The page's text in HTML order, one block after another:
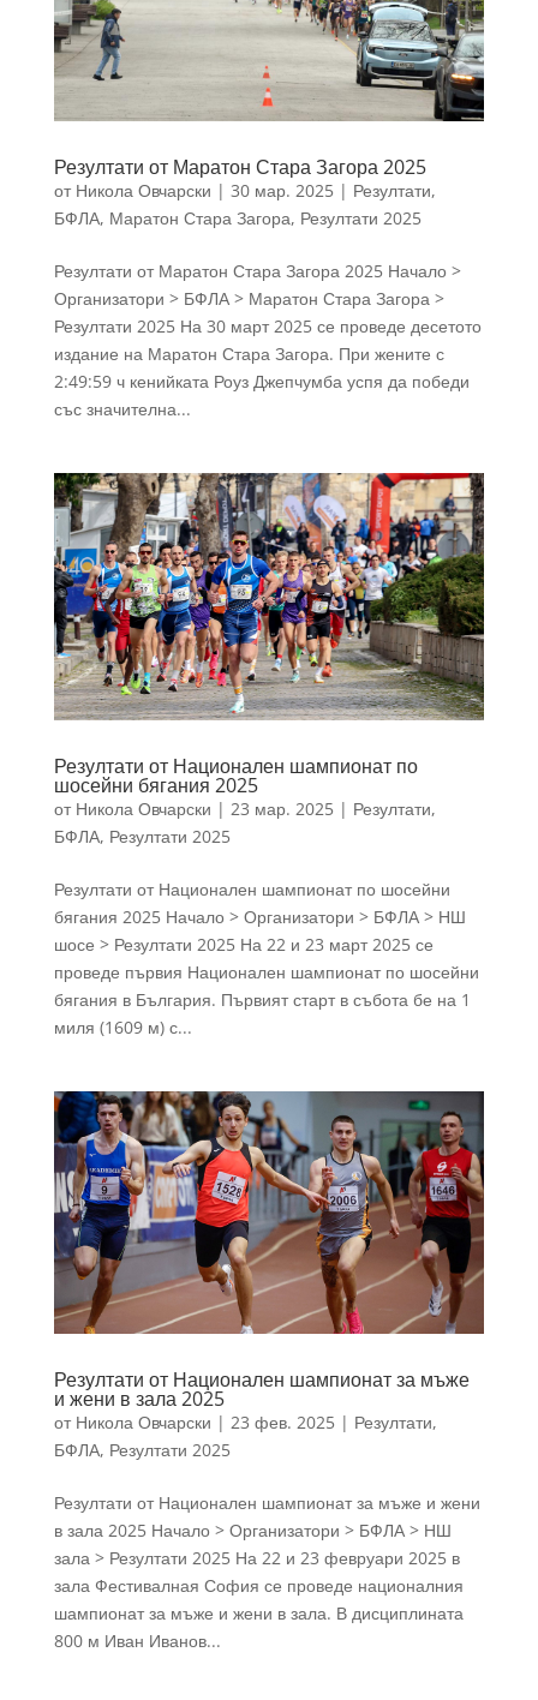
Резултати от Маратон Стара Загора 2025
от Никола Овчарски | 30 мар. 2025| Резултати,
БФЛА, Маратон Стара Загора, Резултати 2025
Резултати от Маратон Стара Загора 2025 Начало >
Организатори > БФЛА > Маратон Стара Загора >
Резултати 2025 На 30 март 2025 се проведе десетото
издание на Маратон Стара Загора. При жените с
2:49:59 ч кенийката Роуз Джепчумба успя да победи
със значителна...
Резултати от Национален шампионат по
шосейни бягания 2025
от Никола Овчарски | 23 мар. 2025| Резултати,
БФЛА, Резултати 2025
Резултати от Национален шампионат по шосейни
бягания 2025 Начало > Организатори > БФЛА > НШ
шосе > Резултати 2025 На 22 и 23 март 2025 се
проведе първия Национален шампионат по шосейни
бягания в България. Първият старт в събота бе на 1
миля (1609 м) с...
Резултати от Национален шампионат за мъже
и жени в зала 2025
от Никола Овчарски | 23 фев. 2025| Резултати,
БФЛА, Резултати 2025
Резултати от Национален шампионат за мъже и жени
в зала 2025 Начало > Организатори > БФЛА > НШ
зала > Резултати 2025 На 22 и 23 февруари 2025 в
зала Фестивалная София се проведе националния
шампионат за мъже и жени в зала. В дисциплината
800 м Иван Иванов...